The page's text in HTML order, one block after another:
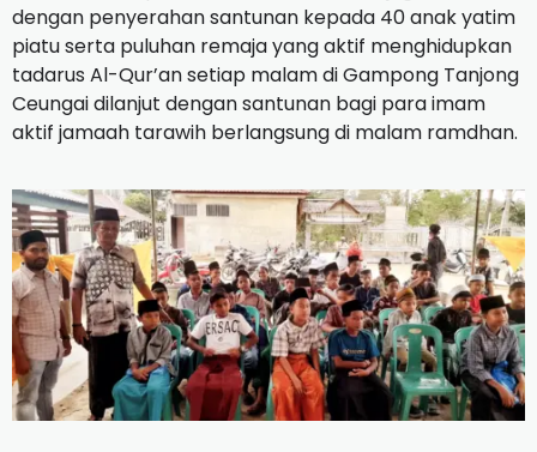
dengan penyerahan santunan kepada 40 anak yatim
piatu serta puluhan remaja yang aktif menghidupkan
tadarus Al-Qur’an setiap malam di Gampong Tanjong
Ceungai dilanjut dengan santunan bagi para imam
aktif jamaah tarawih berlangsung di malam ramdhan.